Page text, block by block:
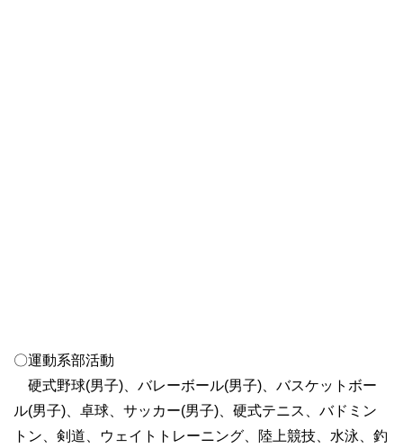
〇運動系部活動
硬式野球(男子)、バレーボール(男子)、バスケットボー
ル(男子)、卓球、サッカー(男子)、硬式テニス、バドミン
トン、剣道、ウェイトトレーニング、陸上競技、水泳、釣